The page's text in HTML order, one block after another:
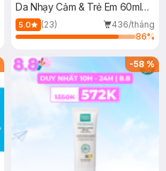
Da Nhạy Cảm & Trẻ Em 60ml
(Mới)
5.0 (23)
436/tháng
86%
-58%